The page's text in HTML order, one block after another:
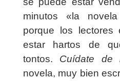
minutos «la
porque los lectores
estar hartos de
tontos. Cuídate de
novela, muy bien